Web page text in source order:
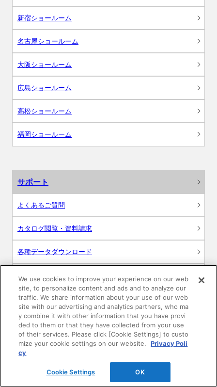
新宿ショールーム
名古屋ショールーム
大阪ショールーム
広島ショールーム
高松ショールーム
福岡ショールーム
サポート
よくあるご質問
カタログ閲覧・資料請求
各種データダウンロード
WEB見積・各種シミュレーション
交換用部品の購入
修理・点検
お問い合わせ
We use cookies to improve your experience on our web
site, to personalize content and ads and to analyze our
traffic. We share information about your use of our web
site with our advertising and analytics partners, who ma
y combine it with other information that you have provi
ded to them or that they have collected from your use
of their services. Please click [Cookie Settings] to custo
mize your cookie settings on our website.
Privacy Poli
cy
Cookie Settings OK